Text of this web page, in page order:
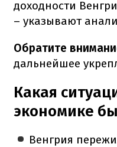
доходности
– указывают
Обратите
дальнейшее
Какая
экономике
Венгрия